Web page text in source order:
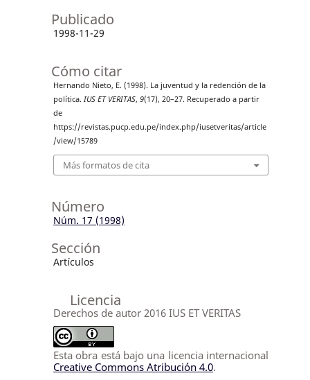
Publicado
1998-11-29
Cómo citar
Hernando Nieto, E. (1998). La juventud y la redención de la
política. IUS ET VERITAS, 9(17), 20–27. Recuperado a partir
de
https://revistas.pucp.edu.pe/index.php/iusetveritas/article
/view/15789
Más formatos de cita
Número
Núm. 17 (1998)
Sección
Artículos
Licencia
Derechos de autor 2016 IUS ET VERITAS
Esta obra está bajo una licencia internacional
Creative Commons Atribución 4.0.